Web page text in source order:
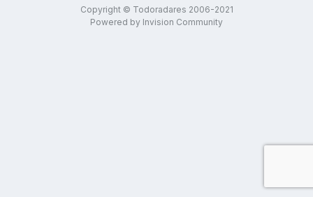
Copyright © Todoradares 2006-2021
Powered by Invision Community